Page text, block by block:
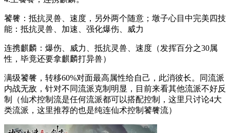
饕餮：抵抗灵兽、速度，另外两个随意；墩子心目中完美四技
能：抵抗灵兽、加速、强化爆伤、威力
连携麒麟：爆伤、威力、抵抗灵兽、速度（发挥百分之30属
性，毕竟还要拿麒麟打异兽）
满级饕餮，转移60%对面最高属性给自己，此消彼长。同流派
内战无敌，针对不同流派克制明显，目前来看其他流派不好反
制（仙术控制流是任何流派都可以搭配控制，这里只讨论4大
类流派，这里推荐的也是纯连仙术控制饕餮流）